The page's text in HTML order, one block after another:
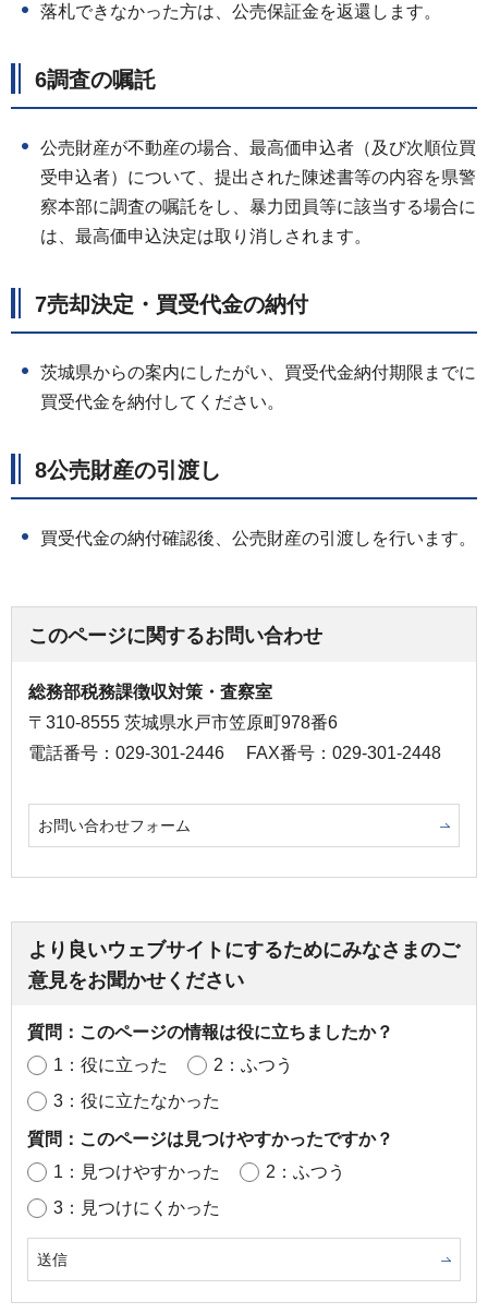
落札できなかった方は、公売保証金を返還します。
6調査の嘱託
公売財産が不動産の場合、最高価申込者（及び次順位買
受申込者）について、提出された陳述書等の内容を県警
察本部に調査の嘱託をし、暴力団員等に該当する場合に
は、最高価申込決定は取り消しされます。
7売却決定・買受代金の納付
茨城県からの案内にしたがい、買受代金納付期限までに
買受代金を納付してください。
8公売財産の引渡し
買受代金の納付確認後、公売財産の引渡しを行います。
このページに関するお問い合わせ
総務部税務課徴収対策・査察室
〒310-8555 茨城県水戸市笠原町978番6
電話番号：029-301-2446
FAX番号：029-301-2448
お問い合わせフォーム
より良いウェブサイトにするためにみなさまのご
意見をお聞かせください
質問：このページの情報は役に立ちましたか？
1：役に立った
2：ふつう
3：役に立たなかった
質問：このページは見つけやすかったですか？
1：見つけやすかった
2：ふつう
3：見つけにくかった